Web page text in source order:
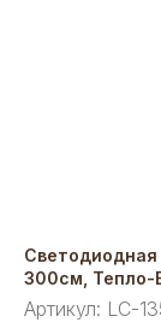
Светодиодная
300см, Тепло-
Артикул: LC-